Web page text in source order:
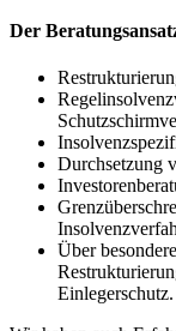
Der
Durchsetzung
Über
Einlegerschutz.